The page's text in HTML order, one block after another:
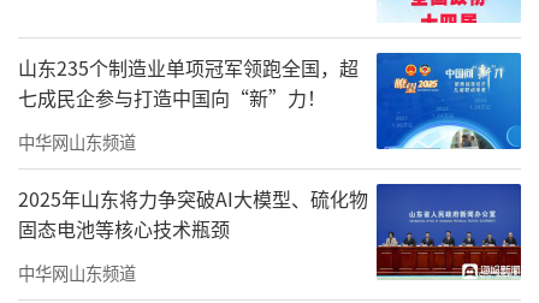
山东235个制造业单项冠军领跑全国，超
七成民企参与打造中国向“新”力！
中华网山东频道
2025年山东将力争突破AI大模型、硫化物
固态电池等核心技术瓶颈
中华网山东频道